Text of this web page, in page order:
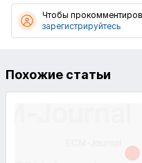
Чтобы
зарегистрируйтесь
Похожие статьи